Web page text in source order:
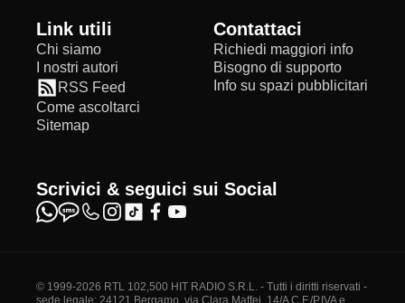
Link utili
Chi siamo
I nostri autori
RSS Feed
Come ascoltarci
Sitemap
Contattaci
Richiedi maggiori info
Bisogno di supporto
Info su spazi pubblicitari
Scrivici & seguici sui Social
© 1999-2026 RTL 102,500 HIT RADIO S.R.L. - Tutti i diritti riservati -
sede legale: 24121 Bergamo, via Clara Maffei, 14/A C.F./P.IVA e